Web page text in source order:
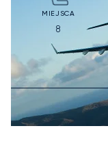
MIEJSCA
8